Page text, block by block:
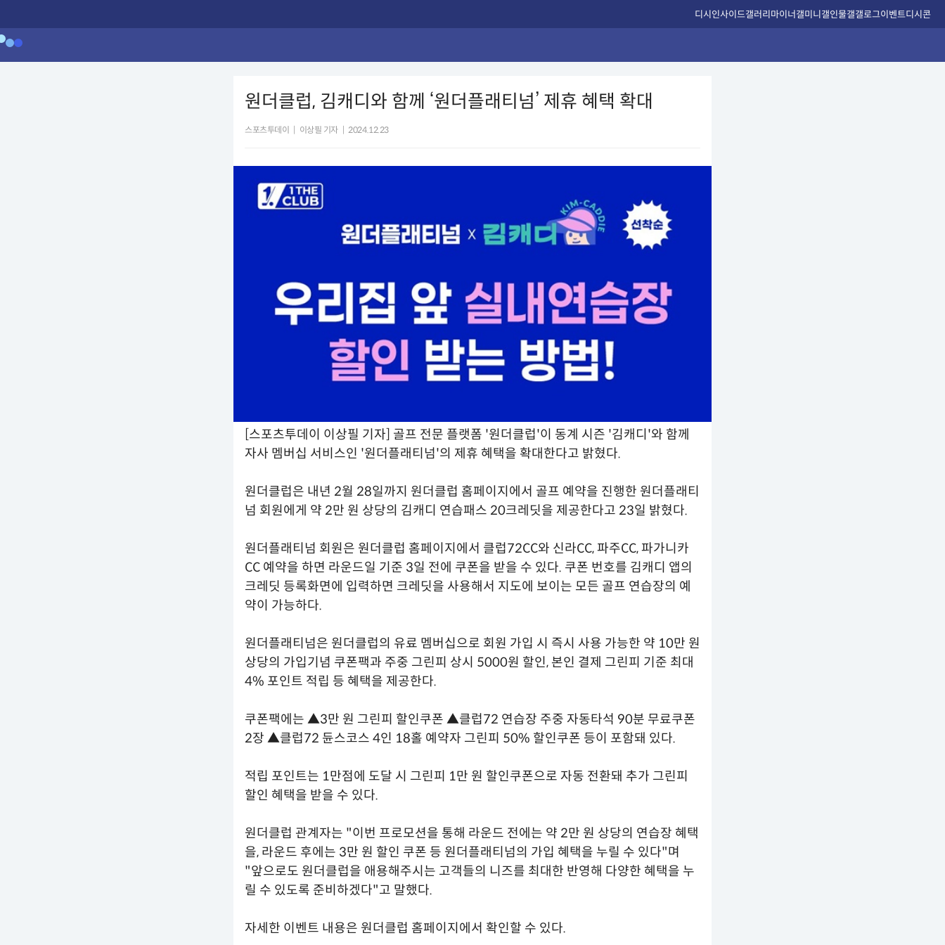
디시인사이드갤러리마이너갤미니갤인물갤갤로그이벤트디시콘
원더클럽, 김캐디와 함께 ‘원더플래티넘’ 제휴 혜택 확대
스포츠투데이 이상필 기자 2024.12.23
[스포츠투데이 이상필 기자] 골프 전문 플랫폼 '원더클럽'이 동계 시즌 '김캐디'와 함께
자사 멤버십 서비스인 '원더플래티넘'의 제휴 혜택을 확대한다고 밝혔다.
원더클럽은 내년 2월 28일까지 원더클럽 홈페이지에서 골프 예약을 진행한 원더플래티
넘 회원에게 약 2만 원 상당의 김캐디 연습패스 20크레딧을 제공한다고 23일 밝혔다.
원더플래티넘 회원은 원더클럽 홈페이지에서 클럽72CC와 신라CC, 파주CC, 파가니카
CC 예약을 하면 라운드일 기준 3일 전에 쿠폰을 받을 수 있다. 쿠폰 번호를 김캐디 앱의
크레딧 등록화면에 입력하면 크레딧을 사용해서 지도에 보이는 모든 골프 연습장의 예
약이 가능하다.
원더플래티넘은 원더클럽의 유료 멤버십으로 회원 가입 시 즉시 사용 가능한 약 10만 원
상당의 가입기념 쿠폰팩과 주중 그린피 상시 5000원 할인, 본인 결제 그린피 기준 최대
4% 포인트 적립 등 혜택을 제공한다.
쿠폰팩에는 ▲3만 원 그린피 할인쿠폰 ▲클럽72 연습장 주중 자동타석 90분 무료쿠폰
2장 ▲클럽72 듄스코스 4인 18홀 예약자 그린피 50% 할인쿠폰 등이 포함돼 있다.
적립 포인트는 1만점에 도달 시 그린피 1만 원 할인쿠폰으로 자동 전환돼 추가 그린피
할인 혜택을 받을 수 있다.
원더클럽 관계자는 "이번 프로모션을 통해 라운드 전에는 약 2만 원 상당의 연습장 혜택
을, 라운드 후에는 3만 원 할인 쿠폰 등 원더플래티넘의 가입 혜택을 누릴 수 있다"며
"앞으로도 원더클럽을 애용해주시는 고객들의 니즈를 최대한 반영해 다양한 혜택을 누
릴 수 있도록 준비하겠다"고 말했다.
자세한 이벤트 내용은 원더클럽 홈페이지에서 확인할 수 있다.